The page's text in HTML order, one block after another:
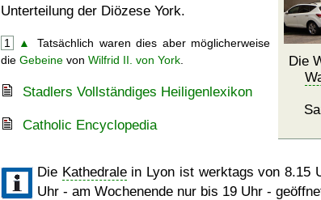
Die
Unterteilung der Diözese York.
1 ▲
Tatsächlich waren dies aber möglicherweise
die Gebeine von Wilfrid II. von York
Stadlers Vollständiges Heiligenlexikon
Catholic Encyclopedia
Die Kathedralein Lyon ist werktags von 8.15
Uhr - am Wochenende nur bis 19 Uhr -